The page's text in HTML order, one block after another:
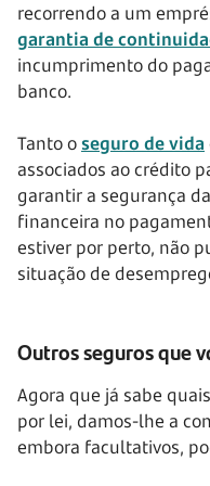
recorrendo a um
garantia de
incumprimento do
banco.
Tanto oseguro de vida
associados ao crédito
garantir a segurança
financeira no
estiver por perto, não
situação de
Outros seguros que
Agora que já sabe
por lei, damos-lhe a
embora facultativos,